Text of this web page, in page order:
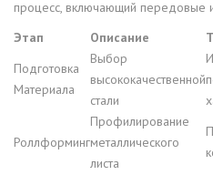
процесс, включающий передовые
Этап
Описание
Подготовка
Материала
Выбор
высококачественной
стали
Роллформинг
Профилирование
металлического
листа